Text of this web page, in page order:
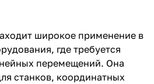
широкое применение в
где требуется
перемещений. Она
станков, координатных